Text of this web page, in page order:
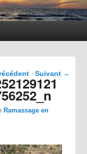
Navigation dans les
images
Suivant →
Ramassage en